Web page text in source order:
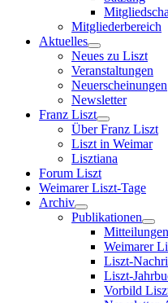
Mitgliederbereich
Aktuelles
Neues zu Liszt
Veranstaltungen
Neuerscheinungen
Newsletter
Franz Liszt
Über Franz Liszt
Liszt in Weimar
Lisztiana
Forum Liszt
Weimarer Liszt-Tage
Archiv
Publikationen
Weimarer
Liszt-
Liszt-
Vorbild